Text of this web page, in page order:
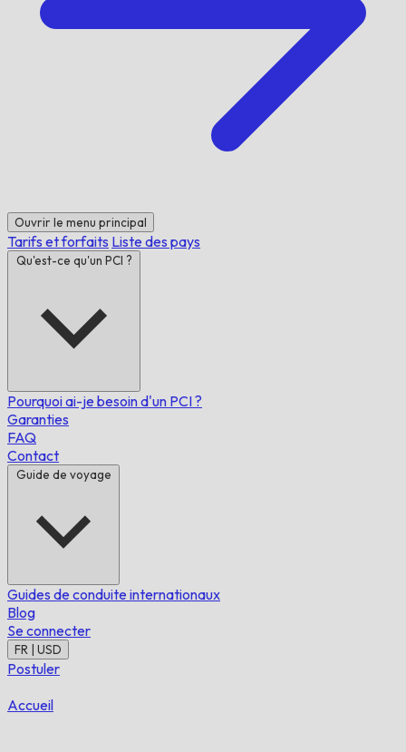
Ouvrir le menu principal
Tarifs et forfaits Liste des pays
Qu'est-ce qu'un PCI ?
Pourquoi ai-je besoin d'un PCI ?
Garanties
FAQ
Contact
Guide de voyage
Guides de conduite internationaux
Blog
Se connecter
FR | USD
Postuler
Accueil